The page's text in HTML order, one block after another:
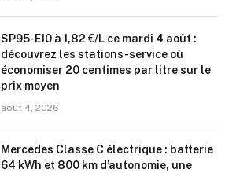
SP95-E10 à 1,82 €/L ce mardi 4 août :
découvrez les stations-service où
économiser 20 centimes par litre sur le
prix moyen
août 4, 2026
Mercedes Classe C électrique : batterie
64 kWh et 800 km d’autonomie, une